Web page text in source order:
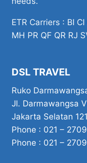
ETR Carriers : BI
MH PR QF QR RJ
DSL TRAVEL
Ruko
Jl. Darmawangsa
Jakarta Selatan
Phone : 021 –
Phone : 021 –